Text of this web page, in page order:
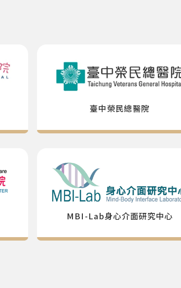
臺中榮民總醫院
MBI-Lab身心介面研究中心